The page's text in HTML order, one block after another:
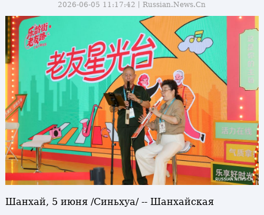
2026-06-05 11:17:42丨Russian.News.Cn
Шанхай, 5 июня /Синьхуа/ -- Шанхайская